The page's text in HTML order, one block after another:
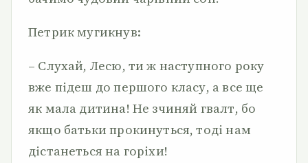
Петрик мугикнув:
– Слухай, Лесю, ти ж наступного року
вже підеш до першого класу, а все ще
як мала дитина! Не зчиняй гвалт, бо
якщо батьки прокинуться, тоді нам
дістанеться на горіхи!